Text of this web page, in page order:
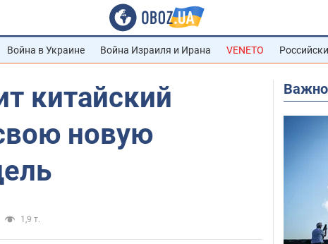
Война в Украине Война Израиля и Ирана VENETO
китайский
новую
1,9 т.